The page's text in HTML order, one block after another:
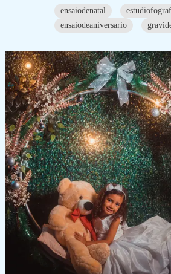
ensaiodenatal
ensaiodeaniversario